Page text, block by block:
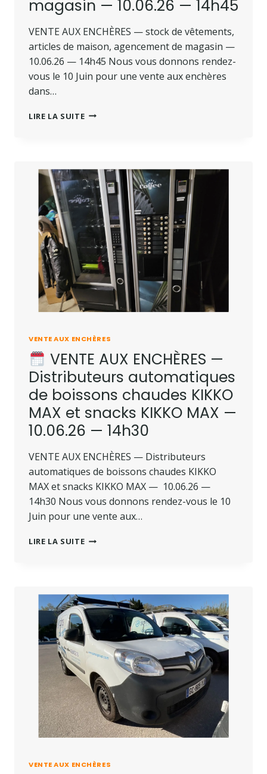
magasin — 10.06.26 — 14h45
VENTE AUX ENCHÈRES — stock de vêtements,
articles de maison, agencement de magasin —
10.06.26 — 14h45 Nous vous donnons rendez-
vous le 10 Juin pour une vente aux enchères
dans…
LIRE LA SUITE
VENTE AUX ENCHÈRES
VENTE AUX ENCHÈRES —
Distributeurs automatiques
de boissons chaudes KIKKO
MAX et snacks KIKKO MAX —
10.06.26 — 14h30
VENTE AUX ENCHÈRES — Distributeurs
automatiques de boissons chaudes KIKKO
MAX et snacks KIKKO MAX — 10.06.26 —
14h30 Nous vous donnons rendez-vous le 10
Juin pour une vente aux…
LIRE LA SUITE
VENTE AUX ENCHÈRES